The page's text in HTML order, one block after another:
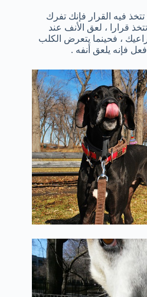
فيه القرار فإنك تفرك
قرارا ، لعق الأنف عند
، فحينما يتعرض الكلب
فإنه يلعق أنفه .